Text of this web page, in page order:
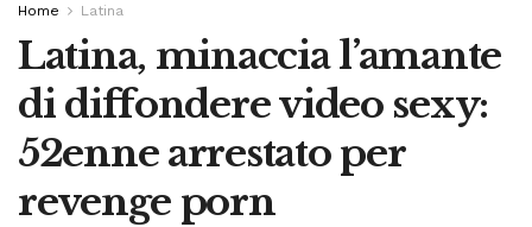
Home Latina
Latina, minaccia l’amante
di diffondere video sexy:
52enne arrestato per
revenge porn